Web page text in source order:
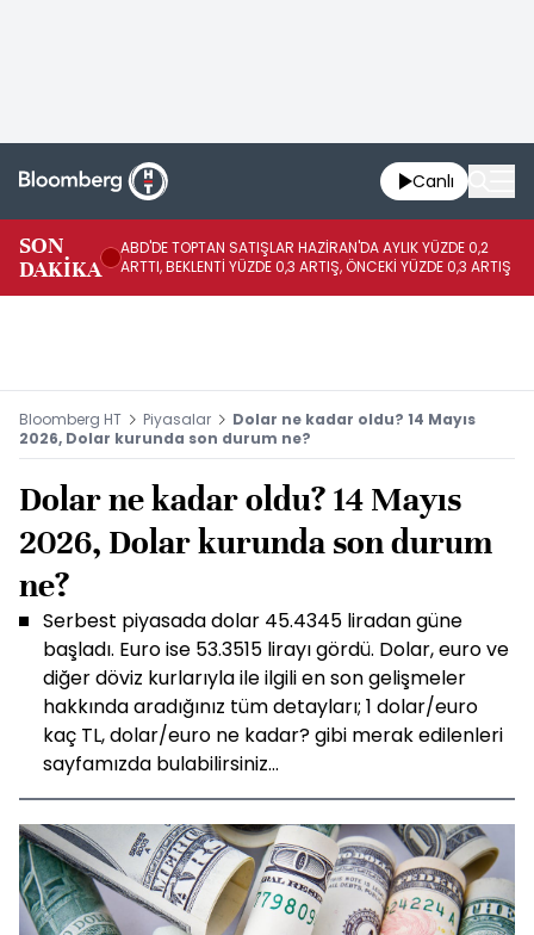
Canlı
SON
DAKİKA
ABD'DE TOPTAN SATIŞLAR HAZİRAN'DA AYLIK YÜZDE 0,2
ARTTI, BEKLENTİ YÜZDE 0,3 ARTIŞ, ÖNCEKİ YÜZDE 0,3 ARTIŞ
Bloomberg HT Piyasalar
Dolar ne kadar oldu? 14 Mayıs
2026, Dolar kurunda son durum ne?
Dolar ne kadar oldu? 14 Mayıs
2026, Dolar kurunda son durum
ne?
Serbest piyasada dolar 45.4345 liradan güne
başladı. Euro ise 53.3515 lirayı gördü. Dolar, euro ve
diğer döviz kurlarıyla ile ilgili en son gelişmeler
hakkında aradığınız tüm detayları; 1 dolar/euro
kaç TL, dolar/euro ne kadar? gibi merak edilenleri
sayfamızda bulabilirsiniz...